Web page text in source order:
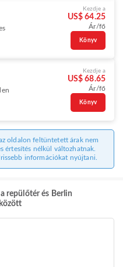
Kezdje a
US$ 64.25
Ár/fő
Könyv
Kezdje a
US$ 68.65
Ár/fő
Könyv
oldalon feltüntetett árak nem
értesítés nélkül változhatnak.
információkat nyújtani.
repülőtér és Berlin